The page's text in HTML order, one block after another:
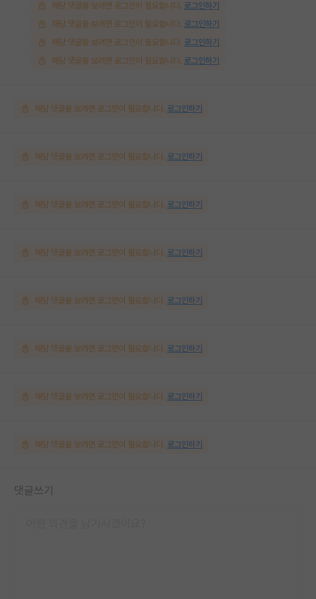
해당 댓글을 보려면 로그인이 필요합니다. 로그인하기
해당 댓글을 보려면 로그인이 필요합니다. 로그인하기
해당 댓글을 보려면 로그인이 필요합니다. 로그인하기
해당 댓글을 보려면 로그인이 필요합니다. 로그인하기
해당 댓글을 보려면 로그인이 필요합니다. 로그인하기
해당 댓글을 보려면 로그인이 필요합니다. 로그인하기
해당 댓글을 보려면 로그인이 필요합니다. 로그인하기
해당 댓글을 보려면 로그인이 필요합니다. 로그인하기
해당 댓글을 보려면 로그인이 필요합니다. 로그인하기
해당 댓글을 보려면 로그인이 필요합니다. 로그인하기
해당 댓글을 보려면 로그인이 필요합니다. 로그인하기
해당 댓글을 보려면 로그인이 필요합니다. 로그인하기
댓글쓰기